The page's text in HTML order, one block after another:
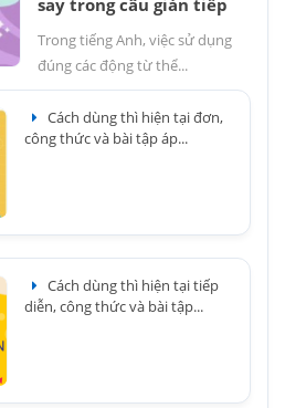
say trong câu gián tiếp
Trong tiếng Anh, việc sử dụng
đúng các động từ thể...
Cách dùng thì hiện tại đơn,
công thức và bài tập áp...
Cách dùng thì hiện tại tiếp
diễn, công thức và bài tập...